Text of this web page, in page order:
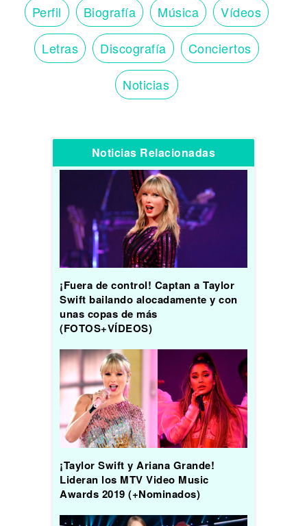
Perfil Biografía Música Vídeos
Letras Discografía Conciertos
Noticias
Noticias Relacionadas
¡Fuera de control! Captan a Taylor
Swift bailando alocadamente y con
unas copas de más
(FOTOS+VÍDEOS)
¡Taylor Swift y Ariana Grande!
Lideran los MTV Video Music
Awards 2019 (+Nominados)